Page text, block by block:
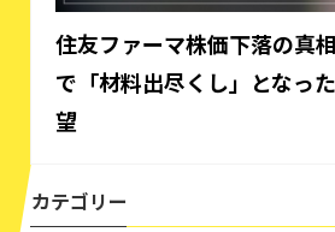
住友ファーマ株価下落の真
で「材料出尽くし」となっ
望
カテゴリー